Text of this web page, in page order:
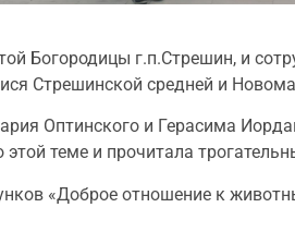
Богородицы г.п.Стрешин, и
Стрешинской средней и
Оптинского и Герасима
теме и прочитала
«Доброе отношение к